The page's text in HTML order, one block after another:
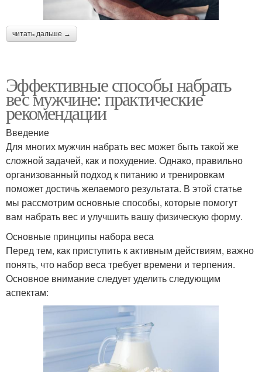
читать дальше →
Эффективные способы набрать
вес мужчине: практические
рекомендации
Введение
Для многих мужчин набрать вес может быть такой же
сложной задачей, как и похудение. Однако, правильно
организованный подход к питанию и тренировкам
поможет достичь желаемого результата. В этой статье
мы рассмотрим основные способы, которые помогут
вам набрать вес и улучшить вашу физическую форму.
Основные принципы набора веса
Перед тем, как приступить к активным действиям, важно
понять, что набор веса требует времени и терпения.
Основное внимание следует уделить следующим
аспектам: